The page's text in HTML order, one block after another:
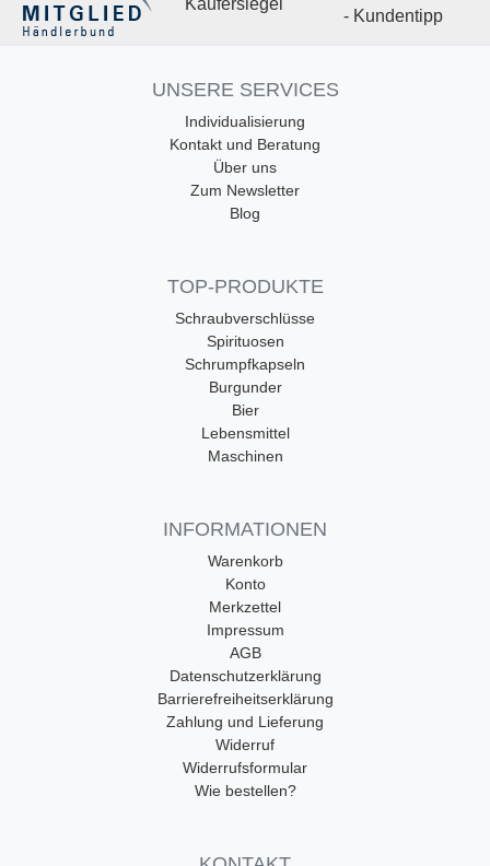
UNSERE SERVICES
Individualisierung
Kontakt und Beratung
Über uns
Zum Newsletter
Blog
TOP-PRODUKTE
Schraubverschlüsse
Spirituosen
Schrumpfkapseln
Burgunder
Bier
Lebensmittel
Maschinen
INFORMATIONEN
Warenkorb
Konto
Merkzettel
Impressum
AGB
Datenschutzerklärung
Barrierefreiheitserklärung
Zahlung und Lieferung
Widerruf
Widerrufsformular
Wie bestellen?